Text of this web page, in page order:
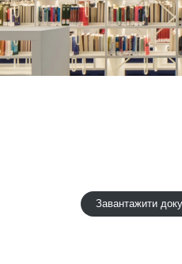
Завантажити